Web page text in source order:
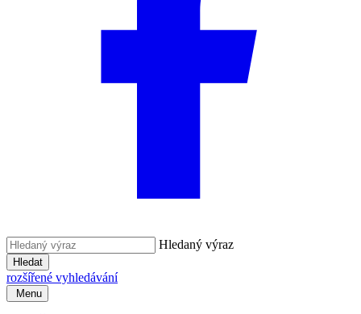
Hledaný výraz
Hledat
rozšířené vyhledávání
Menu